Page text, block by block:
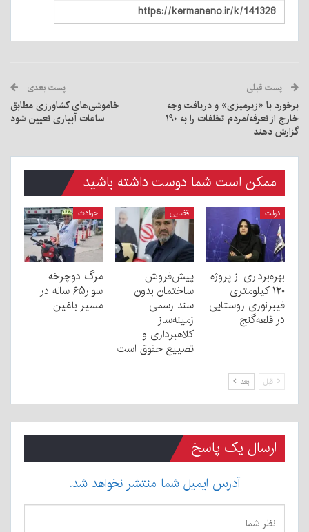
پست قبلی
برخورد با «زیرمیزی» و دریافت وجه
خارج از تعرفه/مردم تخلفات را به ۱۹۰
گزارش دهند
پست بعدی
خاموشی‌های کشاورزی مطابق
ساعات آبیاری تعیین شود
ممکن است شما دوست داشته باشید
دولت
بهره‌برداری از پروژه
۱۲۰ کیلومتری
فیبرنوری روستایی
در قلعه‌گنج
قضایی
پیش‌فروش
ساختمان بدون
سند رسمی
زمینه‌ساز
کلاهبرداری و
تضییع حقوق است
حوادث
مرگ دوچرخه
سوار۶۵ ساله در
مسیر باغین
قبل بعد
ارسال یک پاسخ
آدرس ایمیل شما منتشر نخواهد شد.